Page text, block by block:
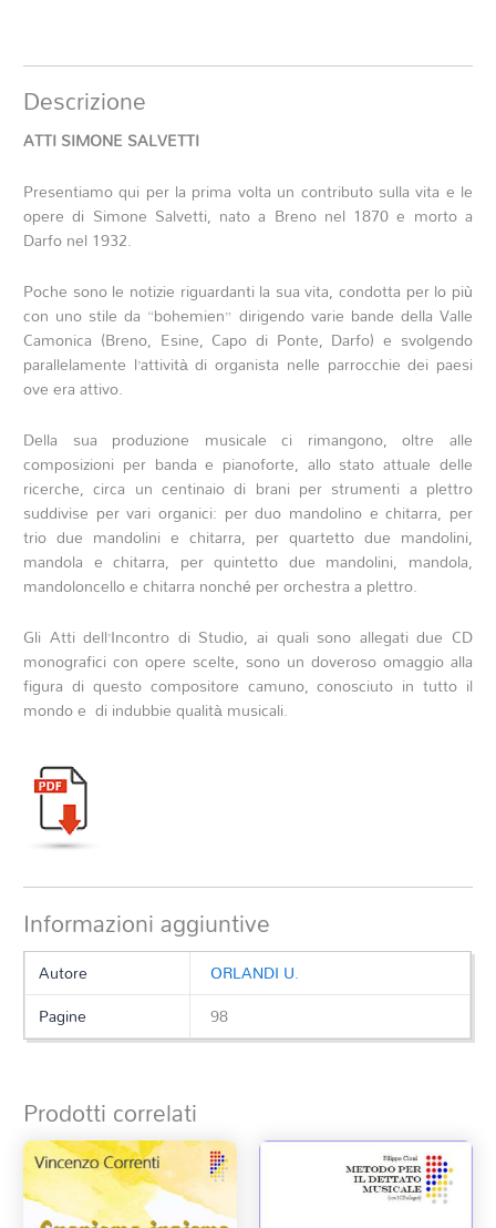
Descrizione
ATTI SIMONE SALVETTI
Presentiamo qui per la prima volta un contributo sulla vita e le
opere di Simone Salvetti, nato a Breno nel 1870 e morto a
Darfo nel 1932.
Poche sono le notizie riguardanti la sua vita, condotta per lo più
con uno stile da “bohemien” dirigendo varie bande della Valle
Camonica (Breno, Esine, Capo di Ponte, Darfo) e svolgendo
parallelamente l’attività di organista nelle parrocchie dei paesi
ove era attivo.
Della sua produzione musicale ci rimangono, oltre alle
composizioni per banda e pianoforte, allo stato attuale delle
ricerche, circa un centinaio di brani per strumenti a plettro
suddivise per vari organici: per duo mandolino e chitarra, per
trio due mandolini e chitarra, per quartetto due mandolini,
mandola e chitarra, per quintetto due mandolini, mandola,
mandoloncello e chitarra nonché per orchestra a plettro.
Gli Atti dell’Incontro di Studio, ai quali sono allegati due CD
monografici con opere scelte, sono un doveroso omaggio alla
figura di questo compositore camuno, conosciuto in tutto il
mondo e di indubbie qualità musicali.
Informazioni aggiuntive
Autore
ORLANDI U.
Pagine
98
Prodotti correlati